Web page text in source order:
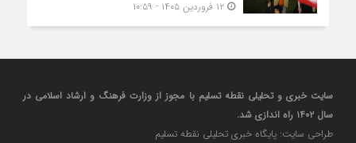
۱۲ فروردین ۱۴۰۵ - ۱۰:۵۹
سایت خبری و تحلیلی نقطه تسلیم با مجوز از وزارت فرهنگ و ارشاد اسلامی در
سال ۱۴۰۲ راه اندازی شد.
طراحی سایت: پایگاه خبری تحلیلی نقطه تسلیم